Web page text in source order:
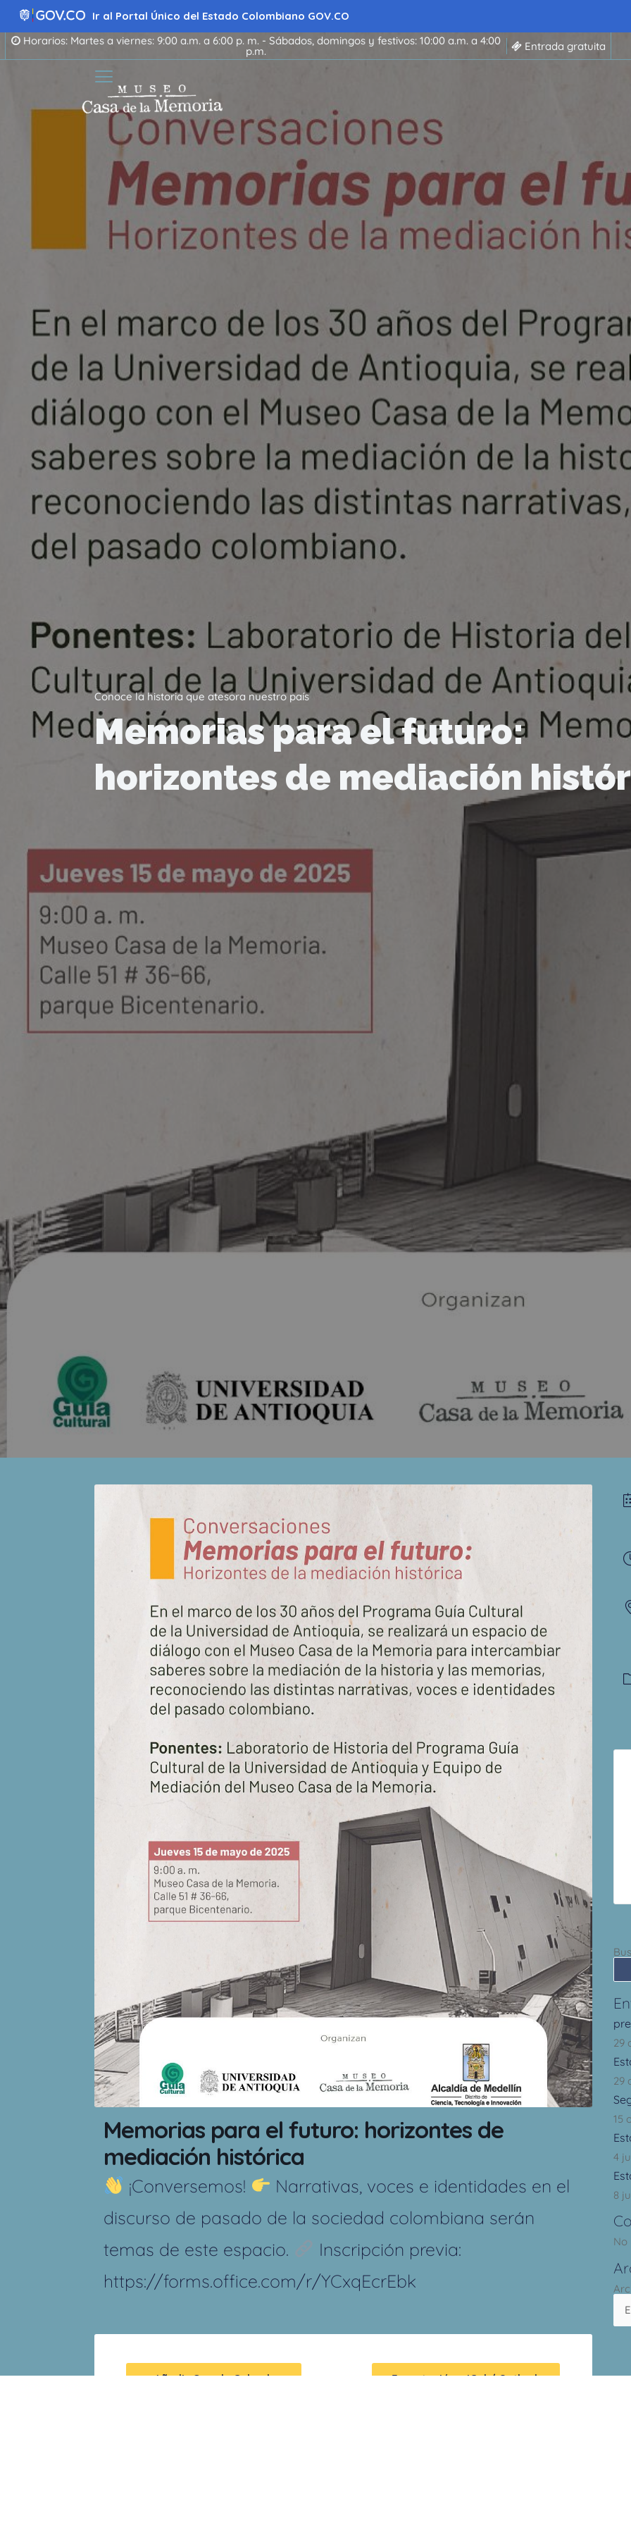
Ir al Portal Único del Estado Colombiano GOV.CO
contenido
Horarios: Martes a viernes: 9:00 a.m. a 6:00 p. m. - Sábados, domingos y festivos: 10:00 a.m. a 4:00
p.m. Entrada gratuita
Conoce la historia que atesora nuestro país
Memorias para el futuro:
horizontes de mediación
Memorias para el futuro: horizontes de
mediación histórica
¡Conversemos!
Narrativas, voces e identidades en el
discurso de pasado de la sociedad colombiana serán
temas de este espacio.
Inscripción previa:
https://forms.office.com/r/YCxqEcrEbk
+ Añadir Google Calendar Exportación + iCal / Outlook
29
29
15
4
8
No